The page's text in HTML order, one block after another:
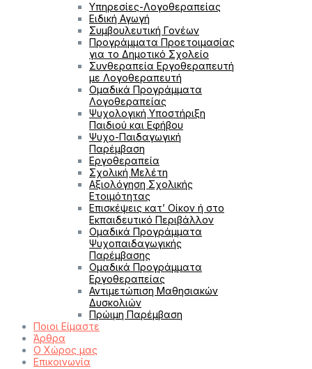
Υπηρεσίες-Λογοθεραπείας
Ειδική Αγωγή
Συμβουλευτική Γονέων
Προγράμματα Προετοιμασίας
για το Δημοτικό Σχολείο
Συνθεραπεία Εργοθεραπευτή
με Λογοθεραπευτή
Ομαδικά Προγράμματα
Λογοθεραπείας
Ψυχολογική Υποστήριξη
Παιδιού και Εφήβου
Ψυχο-Παιδαγωγική
Παρέμβαση
Εργοθεραπεία
Σχολική Μελέτη
Αξιολόγηση Σχολικής
Ετοιμότητας
Επισκέψεις κατ’ Οίκον ή στο
Εκπαιδευτικό Περιβάλλον
Ομαδικά Προγράμματα
Ψυχοπαιδαγωγικής
Παρέμβασης
Ομαδικά Προγράμματα
Εργοθεραπείας
Αντιμετώπιση Μαθησιακών
Δυσκολιών
Πρώιμη Παρέμβαση
Ποιοι Είμαστε
Άρθρα
Ο Χώρος μας
Επικοινωνία